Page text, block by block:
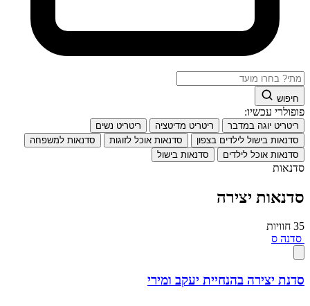
חיפוש
פופולרי עכשיו:
ריטריט יוגה במדבר ריטריט מדיטציה
ריטריט נשים
סדנאות בישול לילדים בצפון
סדנאות אוכל לזוגות
סדנאות למשפחה
סדנאות אוכל לילדים
סדנאות בישול
סדנאות
סדנאות יצירה
35 חוויות
סדנה ס
סדנת יצירה בהנחיית יעקב ומירי